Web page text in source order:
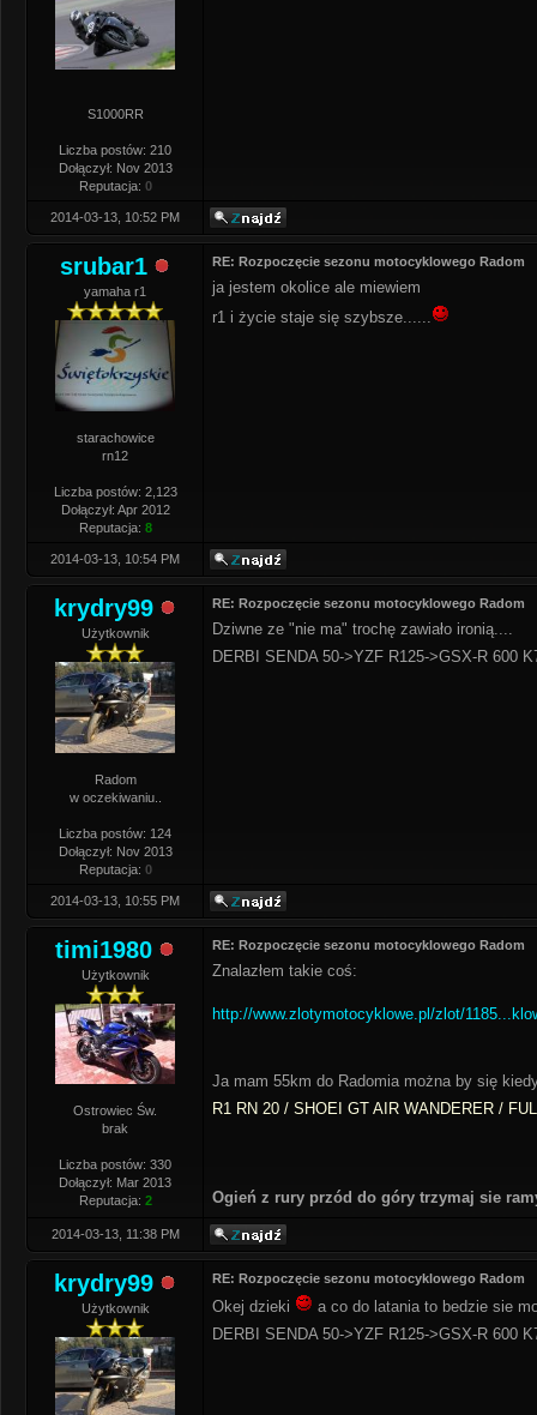
S1000RR
Liczba postów: 210
Dołączył: Nov 2013
Reputacja: 0
2014-03-13, 10:52 PM
srubar1
yamaha r1
starachowice
rn12
Liczba postów: 2,123
Dołączył: Apr 2012
Reputacja: 8
RE: Rozpoczęcie sezonu motocyklowego Radom
ja jestem okolice ale miewiem
r1 i życie staje się szybsze......
2014-03-13, 10:54 PM
krydry99
Użytkownik
Radom
w oczekiwaniu..
Liczba postów: 124
Dołączył: Nov 2013
Reputacja: 0
RE: Rozpoczęcie sezonu motocyklowego Radom
Dziwne ze "nie ma" trochę zawiało ironią....
DERBI SENDA 50->YZF R125->GSX-R 600
2014-03-13, 10:55 PM
timi1980
Użytkownik
Ostrowiec Św.
brak
Liczba postów: 330
Dołączył: Mar 2013
Reputacja: 2
RE: Rozpoczęcie sezonu motocyklowego Radom
Znalazłem takie coś:
http://www.zlotymotocyklowe.pl/zlot/
Ja mam 55km do Radomia można by się
R1 RN 20 / SHOEI GT AIR WANDERER /
Ogień z rury przód do góry trzymaj sie
2014-03-13, 11:38 PM
krydry99
Użytkownik
RE: Rozpoczęcie sezonu motocyklowego Radom
Okej dzieki
a co do latania to bedzie sie
DERBI SENDA 50->YZF R125->GSX-R 600